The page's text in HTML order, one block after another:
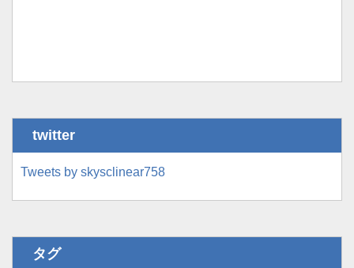
twitter
Tweets by skysclinear758
タグ